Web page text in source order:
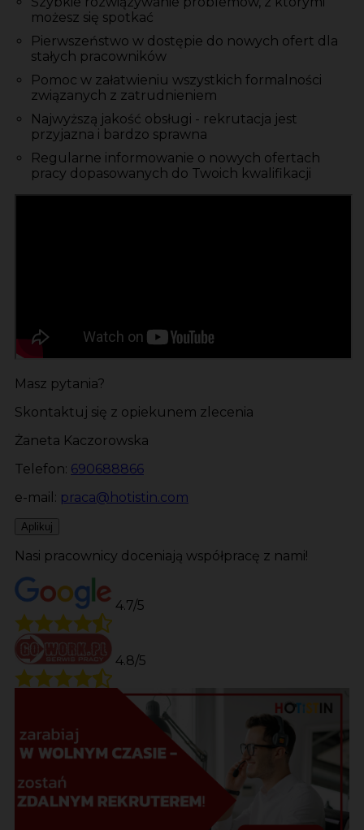
możesz się spotkać
Pierwszeństwo w dostępie do nowych ofert dla
stałych pracowników
Pomoc w załatwieniu wszystkich formalności
związanych z zatrudnieniem
Najwyższą jakość obsługi - rekrutacja jest
przyjazna i bardzo sprawna
Regularne informowanie o nowych ofertach
pracy dopasowanych do Twoich kwalifikacji
Masz pytania?
Skontaktuj się z opiekunem zlecenia
Żaneta Kaczorowska
Telefon: 690688866
e-mail: praca@hotistin.com
Aplikuj
Nasi pracownicy doceniają współpracę z nami!
4.7/5
4.8/5